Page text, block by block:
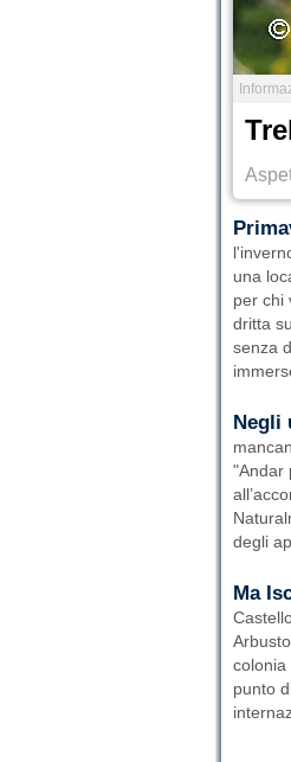
una
per chi
dritta
senza
Negli
"Andar
degli
Ma
colonia
punto